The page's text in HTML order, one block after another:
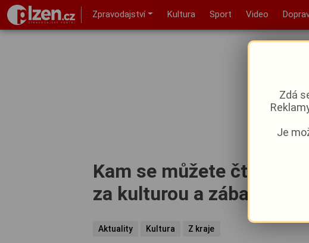
Zpravodajství Kultura Sport Video
Kam se můžete čtvrtý
za kulturou a zábavou?
Aktuality Kultura Z kraje
Zdá
Je